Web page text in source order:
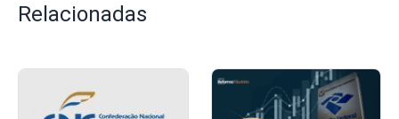
Relacionadas